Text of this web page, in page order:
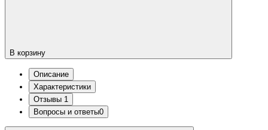
В корзину
Описание
Характеристики
Отзывы 1
Вопросы и ответы0